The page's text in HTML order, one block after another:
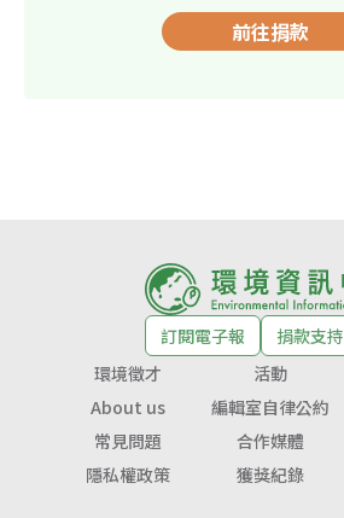
前往捐款
訂閱電子報
捐款支持
環境徵才
活動
About us
編輯室自律公約
常見問題
合作媒體
隱私權政策
獲獎紀錄